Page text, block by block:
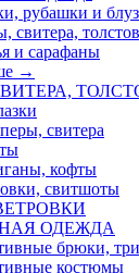
рубашки и
свитера,
и сарафаны
→
свитера
кофты
свитшоты
ОДЕЖДА
брюки,
костюмы